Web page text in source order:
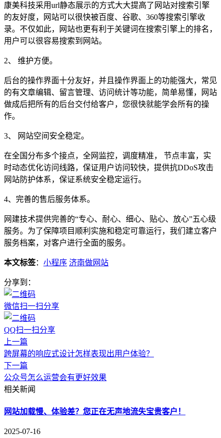
康美科技采用url静态展示的方式大大提高了网站对搜索引擎
的友好度，网站可以很快被百度、谷歌、360等搜索引擎收
录。不仅如此，网站也更有利于关键词在搜索引擎上的排名，
用户可以很容易搜索到网站。
2、 维护方便。
后台的操作界面十分友好，并且操作界面上的功能强大，常见
的有文章编辑、留言管理、访问统计等功能，简单易懂，网站
做成后把所有的后台交付给客户，您很快就能学会所有的操
作。
3、 网站空间安全稳定。
在全国分布多个接点，全网监控，调度精准， 节点丰富，实
时动态优化访问线路，保证用户访问较快，提供抗DDoS攻击
网站防护体系，保证系统安全稳定运行。
4、完善的售后服务体系。
网建技术提供完善的“专心、耐心、细心、贴心、放心”五心级
服务。为了保障项目顺利实施和稳定可靠运行，我们建立客户
服务档案，对客户进行全面的服务。
本文标签： 小程序 济南做网站
分享到：
微信扫一扫分享
QQ扫一扫分享
上一篇
跨屏幕的响应式设计怎样表现出用户体验？
下一篇
公众号怎么运营会有更好效果
相关新闻
网站加载慢、体验差？您正在无声地流失宝贵客户！
2025-07-16